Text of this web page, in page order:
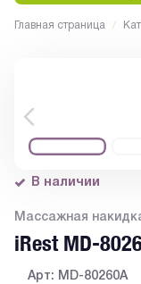
Главная страница /
В наличии
Массажная
iRest MD-
Арт: MD-80260A